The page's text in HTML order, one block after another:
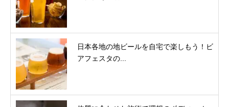
日本各地の地ビールを自宅で楽しもう！ビ
アフェスタの...